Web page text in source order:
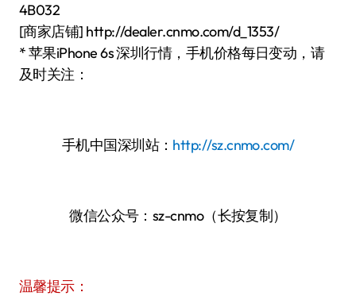
4B032
[商家店铺] http://dealer.cnmo.com/d_1353/
* 苹果iPhone 6s 深圳行情，手机价格每日变动，请
及时关注：
手机中国深圳站： http://sz.cnmo.com/
微信公众号：sz-cnmo（长按复制）
温馨提示：